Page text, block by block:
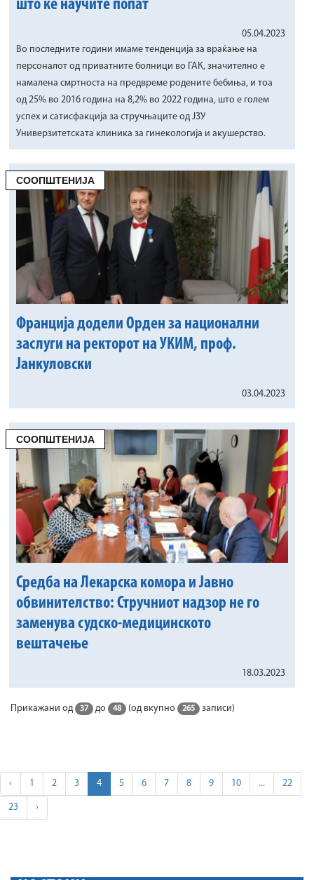
што ќе научите попат
05.04.2023
Во последните години имаме тенденција за враќање на
персоналот од приватните болници во ГАК, значително е
намалена смртноста на предвреме родените бебиња, и тоа
од 25% во 2016 година на 8,2% во 2022 година, што е голем
успех и сатисфакција за стручњаците од ЈЗУ
Универзитетската клиника за гинекологија и акушерство.
СООПШТЕНИЈА
Франција додели Орден за национални
заслуги на ректорот на УКИМ, проф.
Јанкуловски
03.04.2023
СООПШТЕНИЈА
Средба на Лекарска комора и Јавно
обвинителство: Стручниот надзор не го
заменува судско-медицинското
вештачење
18.03.2023
Прикажани од 37 до 48 (од вкупно 265 записи)
‹ 1 2 3 4 5 6 7 8 9 10 ... 22
23 ›